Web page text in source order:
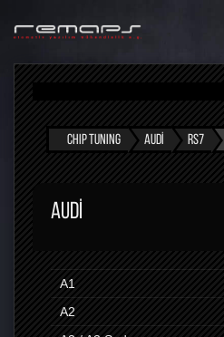
CHIP TUNING AUDI RS7
AUDI
A1
A2